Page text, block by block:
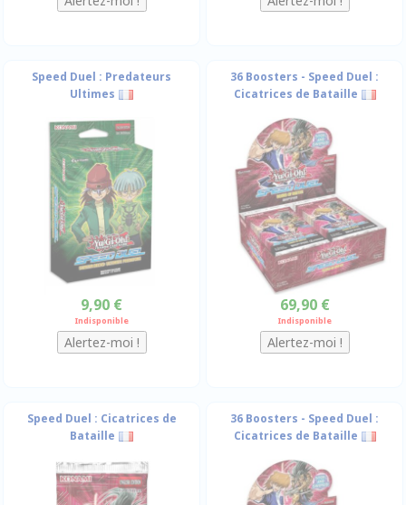
Speed Duel : Predateurs
Ultimes
9,90 €
Indisponible
36 Boosters - Speed Duel :
Cicatrices de Bataille
69,90 €
Indisponible
Speed Duel : Cicatrices de
Bataille
36 Boosters - Speed Duel :
Cicatrices de Bataille